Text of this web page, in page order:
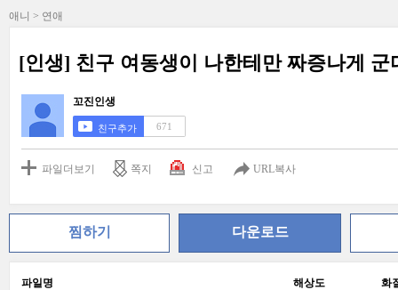
애니 > 연애
[인생] 친구 여동생이 나한테만 짜증나게 군
꼬진인생
친구추가 671
파일더보기 쪽지 신고 URL복사
찜하기 다운로드
파일명 해상도 화